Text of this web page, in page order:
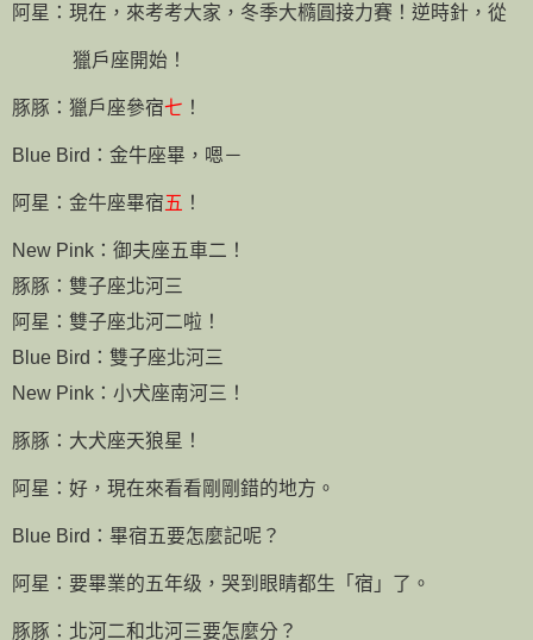
阿星： 現在，來考考大家，冬季大橢圓接力賽！逆時針，從
獵戶座開始！
豚豚：獵戶座參宿七 ！
Blue Bird ：金牛座畢，嗯－
阿星：金牛座畢宿五 ！
New Pink ：御夫座五車二！
豚豚：雙子座北河三
阿星：雙子座北河二啦！
Blue Bird ：雙子座北河三
New Pink ：小犬座南河三！
豚豚：大犬座天狼星！
阿星：好，現在來看看剛剛錯的地方。
Blue Bird ：畢宿五要怎麼記呢？
阿星：要畢業的五年级，哭到眼睛都生「宿」了。
豚豚：北河二和北河三要怎麼分？